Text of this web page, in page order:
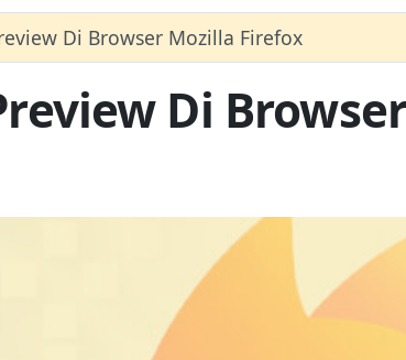
Di Browser Mozilla Firefox
Di